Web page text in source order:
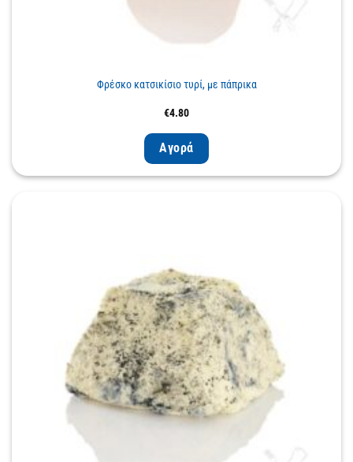
Φρέσκο κατσικίσιο τυρί, με πάπρικα
€4.80
Αγορά